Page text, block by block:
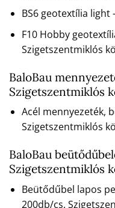
BS6 geotextília light
F10 Hobby
Szigetszentmiklós
BaloBau
Szigetszentmiklós
Acél mennyezeték,
Szigetszentmiklós
BaloBau
Szigetszentmiklós
Beütődűbel lapos
200db/cs.